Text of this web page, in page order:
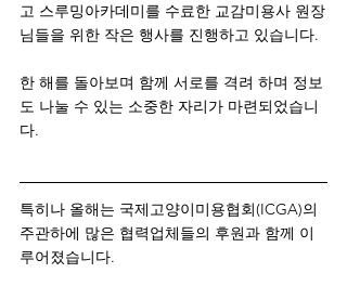
고 스루밍아카데미를 수료한 교감미용사 원장
님들을 위한 작은 행사를 진행하고 있습니다.
한 해를 돌아보며 함께 서로를 격려 하며 정보
도 나눌 수 있는 소중한 자리가 마련되었습니
다.
특히나 올해는 국제고양이미용협회(ICGA)의
주관하에 많은 협력업체들의 후원과 함께 이
루어졌습니다.